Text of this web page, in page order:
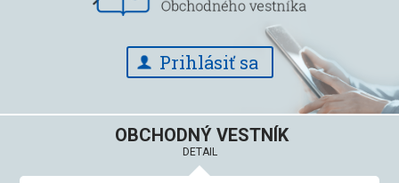
Prihlásiť sa
OBCHODNÝ VESTNÍK
DETAIL